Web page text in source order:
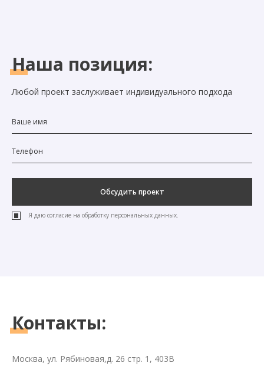
Наша позиция:
Любой проект заслуживает индивидуального подхода
Обсудить проект
Я даю согласие на обработку персональных данных.
Контакты:
Москва, ул. Рябиновая,д. 26 стр. 1, 403В